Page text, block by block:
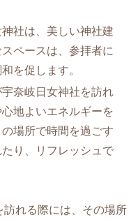
社は、美しい神社建
ペースは、参拝者に
を促します。
奈岐日女神社を訪れ
地よいエネルギーを
場所で時間を過ごす
り、リフレッシュで
れる際には、その場所